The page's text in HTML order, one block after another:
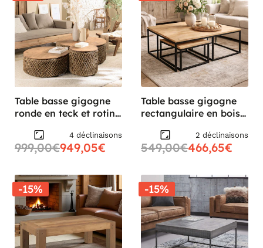
Table basse gigogne
ronde en teck et rotin
4 déclinaisons
999,00€949,05€
Table basse gigogne
rectangulaire en bois
2 déclinaisons
549,00€466,65€
-15% -15%